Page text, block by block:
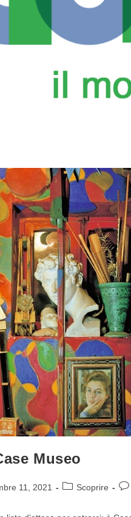
Museo
11, 2021 Scoprire